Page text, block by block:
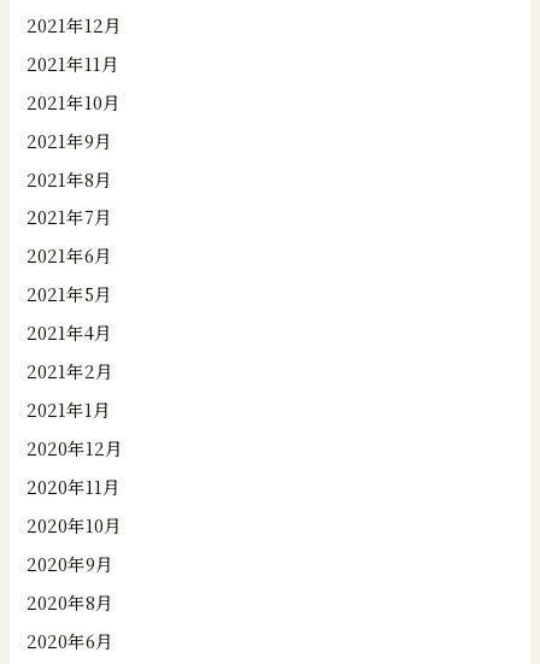
2021年12月
2021年11月
2021年10月
2021年9月
2021年8月
2021年7月
2021年6月
2021年5月
2021年4月
2021年2月
2021年1月
2020年12月
2020年11月
2020年10月
2020年9月
2020年8月
2020年6月